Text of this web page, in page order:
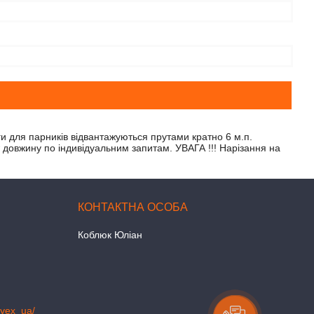
для парників відвантажуються прутами кратно 6 м.п.
по індивідуальним запитам. УВАГА !!! Нарізання на
Коблюк Юліан